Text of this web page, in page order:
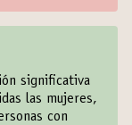
significativa
las mujeres,
con